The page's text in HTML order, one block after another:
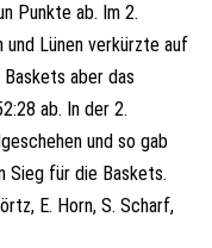
Punkte ab. Im 2.
Lünen verkürzte auf
aber das
ab. In der 2.
und so gab
Sieg für die Baskets.
E. Horn, S. Scharf,